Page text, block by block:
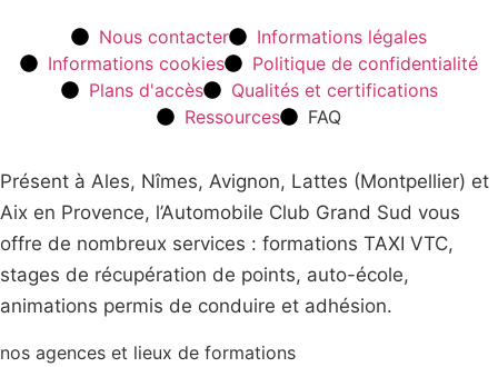
Nous contacter
Informations légales
Informations cookies
Politique de confidentialité
Plans d'accès
Qualités et certifications
Ressources
FAQ
Présent à Ales, Nîmes, Avignon, Lattes (Montpellier) et
Aix en Provence, l’Automobile Club Grand Sud vous
offre de nombreux services : formations TAXI VTC,
stages de récupération de points, auto-école,
animations permis de conduire et adhésion.
nos agences et lieux de formations